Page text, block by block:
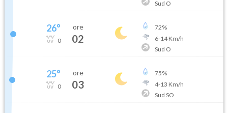
Sud O
26°
0
ore
02
72%
6-14Km/h
Sud O
25°
0
ore
03
75%
4-13 Km/h
Sud SO